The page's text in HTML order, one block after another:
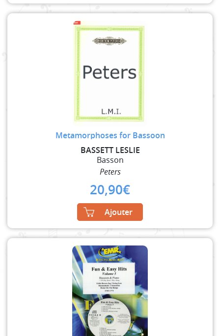
Metamorphoses for Bassoon
BASSETT LESLIE
Basson
Peters
20,90€
Ajouter